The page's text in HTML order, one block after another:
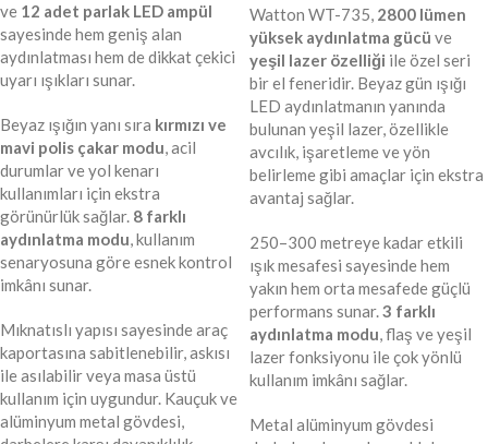
ve 12 adet parlak LED ampül
sayesinde hem geniş alan
aydınlatması hem de dikkat çekici
uyarı ışıkları sunar.
Beyaz ışığın yanı sıra kırmızı ve
mavi polis çakar modu, acil
durumlar ve yol kenarı
kullanımları için ekstra
görünürlük sağlar. 8 farklı
aydınlatma modu, kullanım
senaryosuna göre esnek kontrol
imkânı sunar.
Mıknatıslı yapısı sayesinde araç
kaportasına sabitlenebilir, askısı
ile asılabilir veya masa üstü
kullanım için uygundur. Kauçuk ve
alüminyum metal gövdesi,
Watton WT-735, 2800 lümen
yüksek aydınlatma gücü ve
yeşil lazer özelliği ile özel seri
bir el feneridir. Beyaz gün ışığı
LED aydınlatmanın yanında
bulunan yeşil lazer, özellikle
avcılık, işaretleme ve yön
belirleme gibi amaçlar için ekstra
avantaj sağlar.
250–300 metreye kadar etkili
ışık mesafesi sayesinde hem
yakın hem orta mesafede güçlü
performans sunar.3 farklı
aydınlatma modu, flaş ve yeşil
lazer fonksiyonu ile çok yönlü
kullanım imkânı sağlar.
Metal alüminyum gövdesi